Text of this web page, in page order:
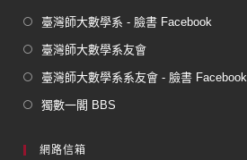
臺灣師大數學系 - 臉書 Facebook
臺灣師大數學系友會
臺灣師大數學系系友會 - 臉書 Facebook
獨數一閣 BBS
網路信箱